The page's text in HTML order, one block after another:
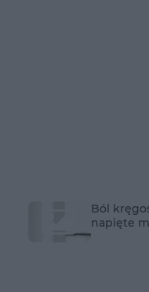
Ból
napięte